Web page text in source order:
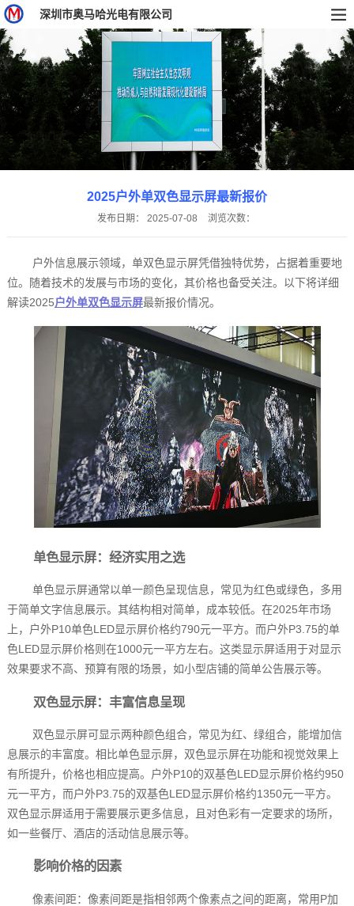
深圳市奥马哈光电有限公司
2025户外单双色显示屏最新报价
发布日期： 2025-07-08 浏览次数：
户外信息展示领域，单双色显示屏凭借独特优势，占据着重要地
位。随着技术的发展与市场的变化，其价格也备受关注。以下将详细
解读2025户外单双色显示屏最新报价情况。
单色显示屏：经济实用之选
单色显示屏通常以单一颜色呈现信息，常见为红色或绿色，多用
于简单文字信息展示。其结构相对简单，成本较低。在2025年市场
上，户外P10单色LED显示屏价格约790元一平方。而户外P3.75的单
色LED显示屏价格则在1000元一平方左右。这类显示屏适用于对显示
效果要求不高、预算有限的场景，如小型店铺的简单公告展示等。
双色显示屏：丰富信息呈现
双色显示屏可显示两种颜色组合，常见为红、绿组合，能增加信
息展示的丰富度。相比单色显示屏，双色显示屏在功能和视觉效果上
有所提升，价格也相应提高。户外P10的双基色LED显示屏价格约950
元一平方，而户外P3.75的双基色LED显示屏价格约1350元一平方。
双色显示屏适用于需要展示更多信息，且对色彩有一定要求的场所，
如一些餐厅、酒店的活动信息展示等。
影响价格的因素
像素间距：像素间距是指相邻两个像素点之间的距离，常用P加